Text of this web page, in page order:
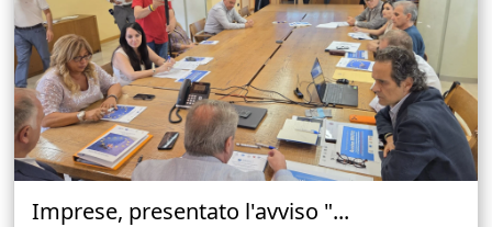
Imprese, presentato l'avviso "...